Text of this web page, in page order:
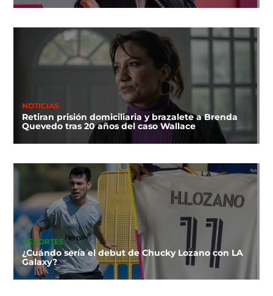
NOTICIAS
Retiran prisión domiciliaria y brazalete a Brenda
Quevedo tras 20 años del caso Wallace
DEPORTES
¿Cuándo sería el debut de Chucky Lozano con LA
Galaxy?